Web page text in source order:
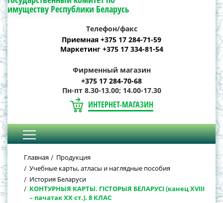
имуществу Республики Беларусь
Телефон/факс
Приемная +375 17 284-71-59
Маркетинг +375 17 334-81-54
Фирменный магазин
+375 17 284-70-68
Пн-пт 8.30-13.00; 14.00-17.30
ИНТЕРНЕТ-МАГАЗИН
Главная
Продукция
Учебные карты, атласы и наглядные пособия
История Беларуси
КОНТУРНЫЯ КАРТЫ. ГІСТОРЫЯ БЕЛАРУСІ (канец XVIII
– пачатак XX ст.). 8 КЛАС